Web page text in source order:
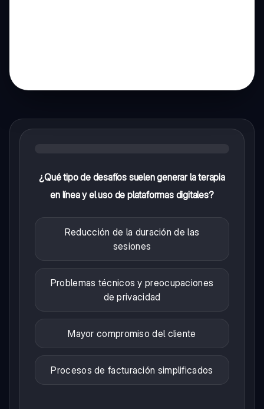
¿Qué tipo de desafíos suelen generar la terapia
en línea y el uso de plataformas digitales?
Reducción de la duración de las
sesiones
Problemas técnicos y preocupaciones
de privacidad
Mayor compromiso del cliente
Procesos de facturación simplificados